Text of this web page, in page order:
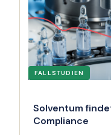
FALLSTUDIEN
Solventum
Compliance